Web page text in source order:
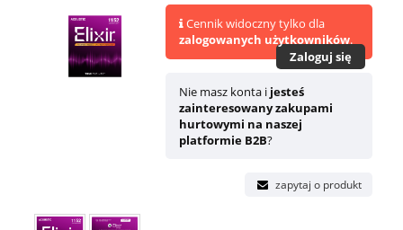
Cennik widoczny tylko dla
zalogowanych użytkowników.
Zaloguj się
Nie masz konta i jesteś
zainteresowany zakupami
hurtowymi na naszej
platformie B2B?
zapytaj o produkt